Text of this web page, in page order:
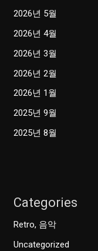
2026년 5월
2026년 4월
2026년 3월
2026년 2월
2026년 1월
2025년 9월
2025년 8월
Categories
Retro, 음악
Uncategorized